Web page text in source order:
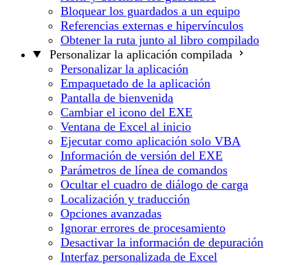
Bloquear los guardados a un equipo
Referencias externas e hipervínculos
Obtener la ruta junto al libro compilado
Personalizar la aplicación compilada
Personalizar la aplicación
Empaquetado de la aplicación
Pantalla de bienvenida
Cambiar el icono del EXE
Ventana de Excel al inicio
Ejecutar como aplicación solo VBA
Información de versión del EXE
Parámetros de línea de comandos
Ocultar el cuadro de diálogo de carga
Localización y traducción
Opciones avanzadas
Ignorar errores de procesamiento
Desactivar la información de depuración
Interfaz personalizada de Excel